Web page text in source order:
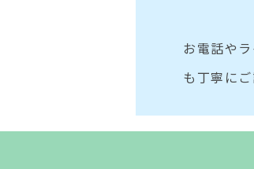
お電話や
も丁寧に